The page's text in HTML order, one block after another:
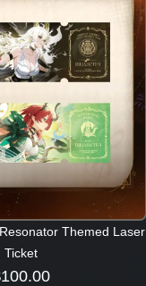
Themed Laser
Ticket
100.00